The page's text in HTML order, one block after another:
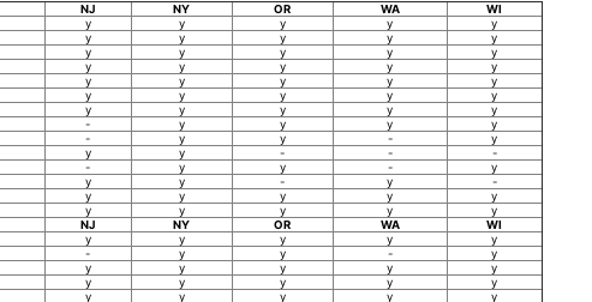
NJ NY OR WA
WI
y y y y
y
y y y y
y
y y y y
y
y y y y
y
y y y y
y
y y y y
y
y y y y
y
- y y y
y
- y y -
y
y y - -
-
- y y -
y
y y - y
-
y y y y
y
y y y y
y
NJ NY OR WA
WI
y y y y
y
- y y -
y
y y y y
y
y y y y
y
y y y y
y